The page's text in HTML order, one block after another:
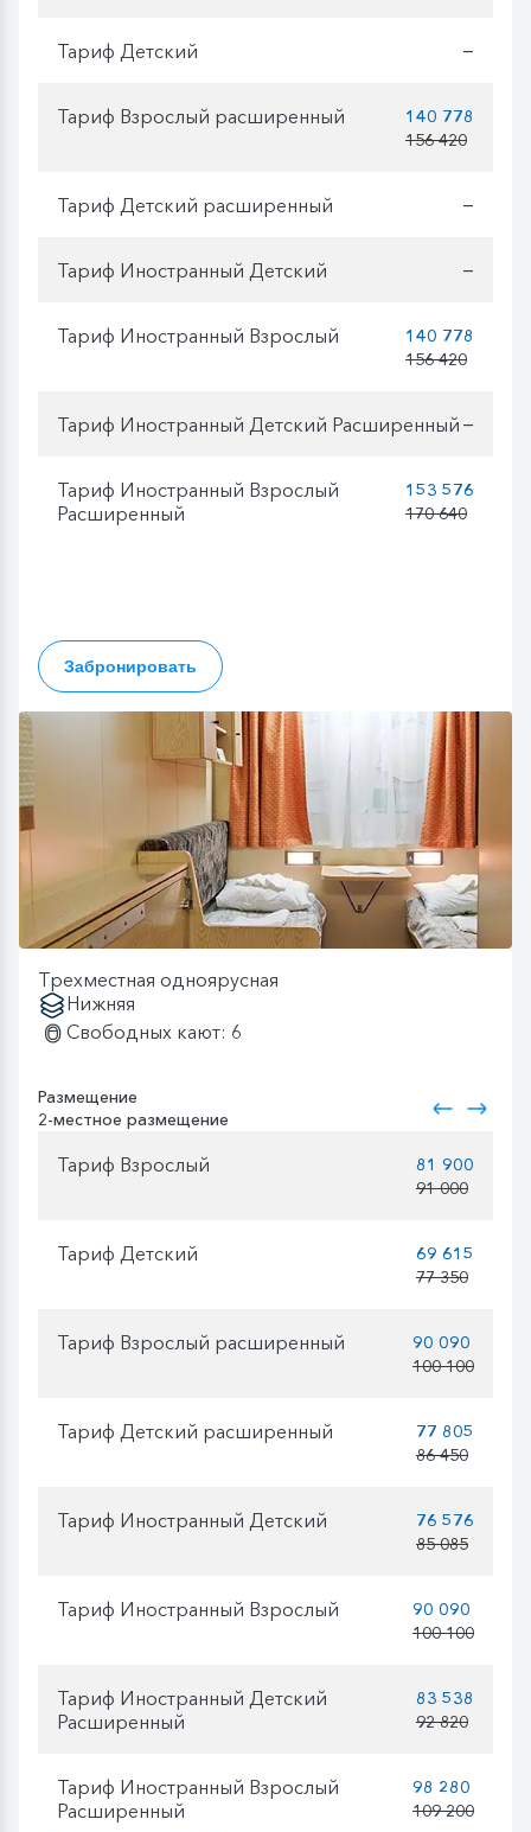
Тариф Детский —
Тариф Взрослый расширенный
140 778
156 420
Тариф Детский расширенный —
Тариф Иностранный Детский —
Тариф Иностранный Взрослый
140 778
156 420
Тариф Иностранный Детский Расширенный —
Тариф Иностранный Взрослый
Расширенный
153 576
170 640
Забронировать
Трехместная одноярусная
Нижняя
Свободных кают: 6
Размещение
2-местное размещение
Тариф Взрослый
81 900
91 000
Тариф Детский
69 615
77 350
Тариф Взрослый расширенный
90 090
100 100
Тариф Детский расширенный
77 805
86 450
Тариф Иностранный Детский
76 576
85 085
Тариф Иностранный Взрослый
90 090
100 100
Тариф Иностранный Детский
Расширенный
83 538
92 820
Тариф Иностранный Взрослый
Расширенный
98 280
109 200